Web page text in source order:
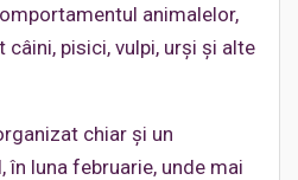
animalelor,
pisici, vulpi, urși și alte
chiar și un
în luna februarie, unde mai